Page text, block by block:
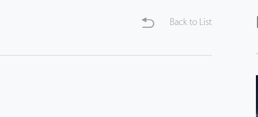
Back to List